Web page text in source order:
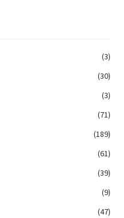
(3)
(30)
(3)
(71)
(189)
(61)
(39)
(9)
(47)